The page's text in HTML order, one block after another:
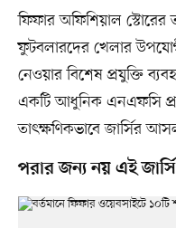
ফিফার অফিশিয়াল
ফুটবলারদের খেলার
নেওয়ার বিশেষ প্রযুক্তি
একটি আধুনিক এনএফসি
তাৎক্ষণিকভাবে জার্সির
পরার জন্য নয় এই জার্সি